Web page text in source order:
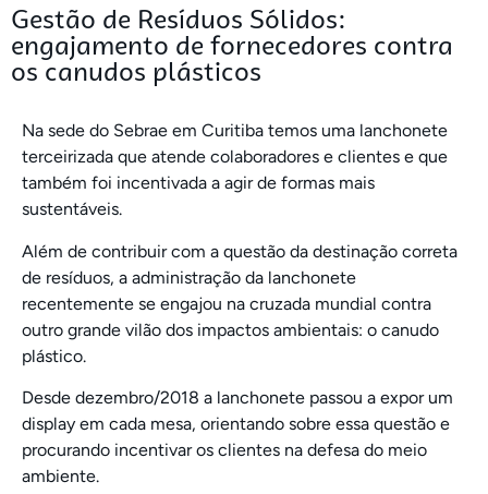
Gestão de Resíduos Sólidos:
engajamento de fornecedores contra
os canudos plásticos
Na sede do Sebrae em Curitiba temos uma lanchonete
terceirizada que atende colaboradores e clientes e que
também foi incentivada a agir de formas mais
sustentáveis.
Além de contribuir com a questão da destinação correta
de resíduos, a administração da lanchonete
recentemente se engajou na cruzada mundial contra
outro grande vilão dos impactos ambientais: o canudo
plástico.
Desde dezembro/2018 a lanchonete passou a expor um
display em cada mesa, orientando sobre essa questão e
procurando incentivar os clientes na defesa do meio
ambiente.